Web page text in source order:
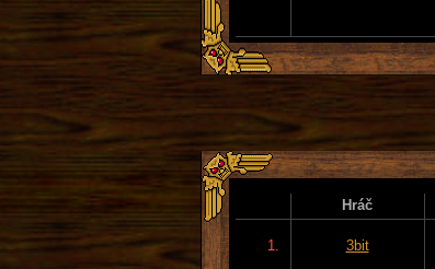
Hráč
1. 3bit